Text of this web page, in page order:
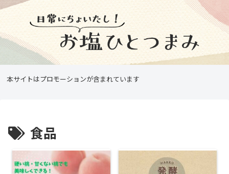
本サイトはプロモーションが含まれています
食品